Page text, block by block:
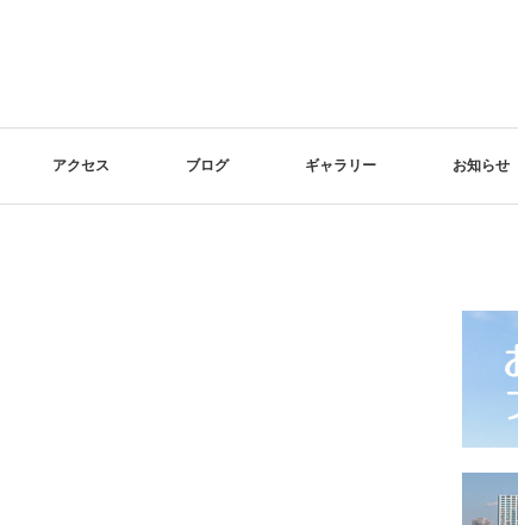
アクセス ブログ ギャラリー お知らせ